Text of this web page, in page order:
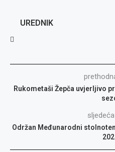
UREDNIK
Rukometaši Žepča uvjerljivo
Održan Međunarodni